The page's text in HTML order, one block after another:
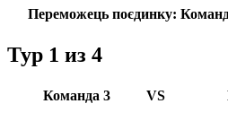
Переможець поєдинку:
Тур 1 из 4
Команда 3 VS